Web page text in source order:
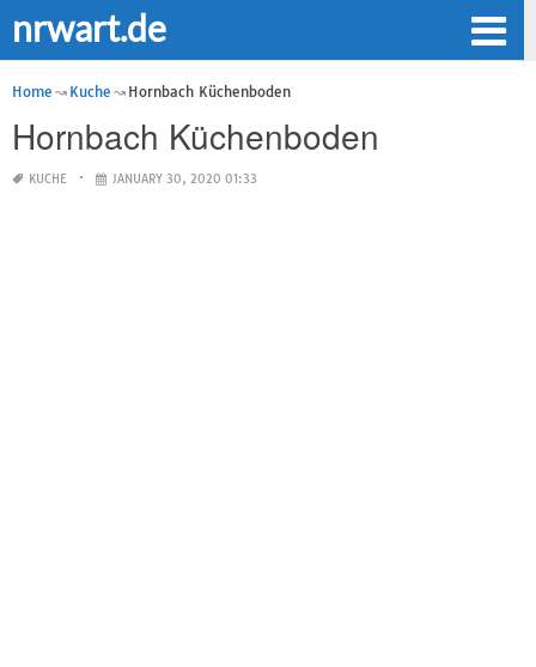
nrwart.de
Home Kuche Hornbach Küchenboden
Hornbach Küchenboden
KUCHE JANUARY 30, 2020 01:33